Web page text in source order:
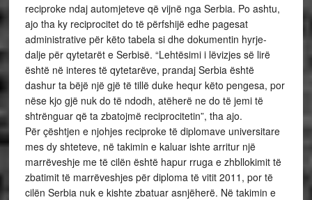
reciproke ndaj automjeteve që vijnë nga Serbia. Po ashtu,
ajo tha ky reciprocitet do të përfshijë edhe pagesat
administrative për këto tabela si dhe dokumentin hyrje-
dalje për qytetarët e Serbisë. “Lehtësimi i lëvizjes së lirë
është në interes të qytetarëve, prandaj Serbia është
dashur ta bëjë një gjë të tillë duke hequr këto pengesa, por
nëse kjo gjë nuk do të ndodh, atëherë ne do të jemi të
shtrënguar që ta zbatojmë reciprocitetin”, tha ajo.
Për çështjen e njohjes reciproke të diplomave universitare
mes dy shteteve, në takimin e kaluar ishte arritur një
marrëveshje me të cilën është hapur rruga e zhbllokimit të
zbatimit të marrëveshjes për diploma të vitit 2011, por të
cilën Serbia nuk e kishte zbatuar asnjëherë. Në takimin e